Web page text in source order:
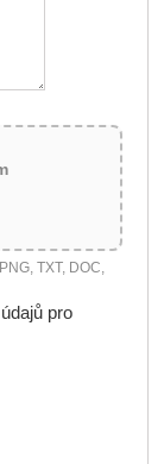
TXT, DOC,
pro